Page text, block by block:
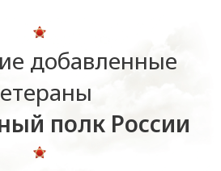
добавленные
полк России